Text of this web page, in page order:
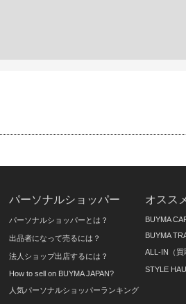
パーソナルショッパー
パーソナルショッパーとは？
出品者になって売るには？
法人ショップ出店するには？
How to sell on BUYMA JAPAN?
人気パーソナルショッパーランキング
オスス
BUYMA
BUYMA
ALL-IN（買
STYLE